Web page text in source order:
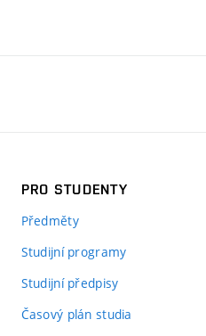
PRO STUDENTY
Předměty
Studijní programy
Studijní předpisy
Časový plán studia